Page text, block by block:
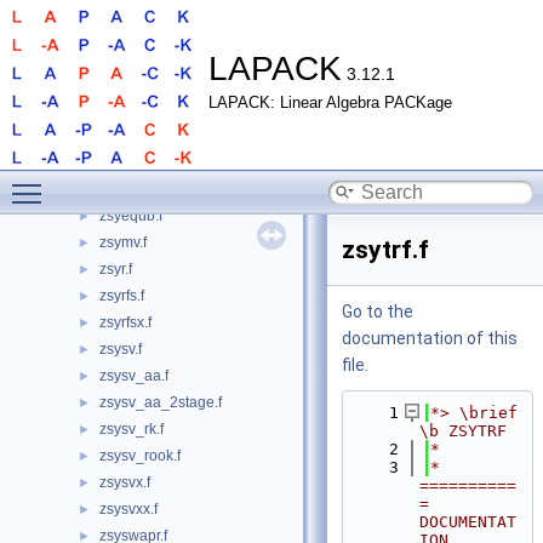
LAPACK 3.12.1
LAPACK: Linear Algebra PACKage
► zsycon.f
► zsycon_3.f
► zsycon_rook.f
► zsyconv.f
► zsyconvf.f
► zsyequb.f
► zsymv.f
► zsyr.f
► zsyrfs.f
► zsyrfsx.f
► zsysv.f
► zsysv_aa.f
► zsysv_aa_2stage.f
► zsysv_rk.f
► zsysv_rook.f
► zsysvx.f
► zsysvxx.f
► zsyswapr.f
zsytrf.f
Go to the
documentation of this
file.
    1
*> \brief
\b ZSYTRF
    2
*
    3
*
==========
=
DOCUMENTAT